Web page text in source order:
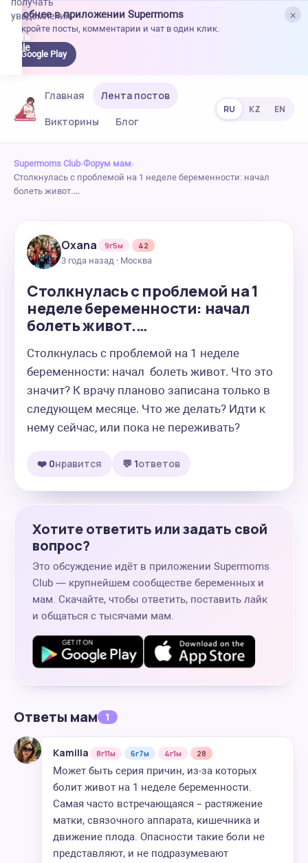
×
Удобнее в приложении Supermoms
Откройте посты, комментарии и чат в один клик.
Google Play
уведомления.
Главная
Лента постов
Викторины
Блог
RU KZ EN
Supermoms Club›Форум мам›
Столкнулась с проблемой на 1 неделе беременности: начал
болеть живот.…
Oxana 9г5м
42
3 года назад · Москва
Столкнулась с проблемой на 1
неделе беременности: начал
болеть живот.…
Столкнулась с проблемой на 1 неделе
беременности: начал  болеть живот. Что это
значит? К врачу планово записана только в
следующем месяце. Что же делать? Идти к
нему сейчас, или пока не переживать?
❤️ 0нравится 💬 1ответов
Хотите ответить или задать свой
вопрос?
Это обсуждение идёт в приложении Supermoms
Club — крупнейшем сообществе беременных и
мам. Скачайте, чтобы ответить, поставить лайк
и общаться с тысячами мам.
Ответы мам 1
Kamilla 8г11м 6г7м 4г1м 28
Может быть серия причин, из-за которых
болит живот на 1 неделе беременности.
Самая часто встречающаяся – растяжение
матки, связочного аппарата, кишечника и
движение плода. Опасности такие боли не
представляют, и не подразумевают